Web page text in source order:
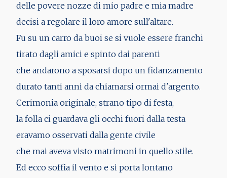
delle povere nozze di mio padre e mia madre
decisi a regolare il loro amore sull'altare.
Fu su un carro da buoi se si vuole essere franchi
tirato dagli amici e spinto dai parenti
che andarono a sposarsi dopo un fidanzamento
durato tanti anni da chiamarsi ormai d'argento.
Cerimonia originale, strano tipo di festa,
la folla ci guardava gli occhi fuori dalla testa
eravamo osservati dalla gente civile
che mai aveva visto matrimoni in quello stile.
Ed ecco soffia il vento e si porta lontano